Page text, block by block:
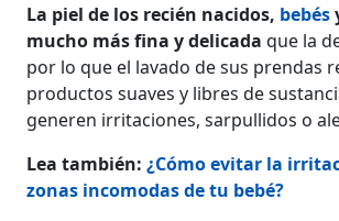
La piel de los recién nacidos, bebés
mucho más fina y delicadaque la
por lo que el lavado de sus prendas
productos suaves y libres de
generen irritaciones, sarpullidos o
Lea también:¿Cómo evitar la
zonas incomodas de tu bebé?